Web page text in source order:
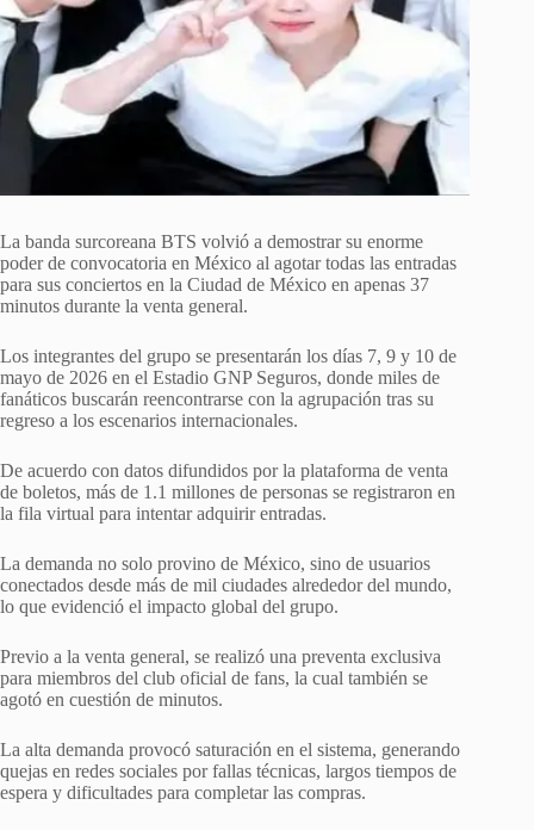
La banda surcoreana BTS volvió a demostrar su enorme
poder de convocatoria en México al agotar todas las entradas
para sus conciertos en la Ciudad de México en apenas 37
minutos durante la venta general.
Los integrantes del grupo se presentarán los días 7, 9 y 10 de
mayo de 2026 en el Estadio GNP Seguros, donde miles de
fanáticos buscarán reencontrarse con la agrupación tras su
regreso a los escenarios internacionales.
De acuerdo con datos difundidos por la plataforma de venta
de boletos, más de 1.1 millones de personas se registraron en
la fila virtual para intentar adquirir entradas.
La demanda no solo provino de México, sino de usuarios
conectados desde más de mil ciudades alrededor del mundo,
lo que evidenció el impacto global del grupo.
Previo a la venta general, se realizó una preventa exclusiva
para miembros del club oficial de fans, la cual también se
agotó en cuestión de minutos.
La alta demanda provocó saturación en el sistema, generando
quejas en redes sociales por fallas técnicas, largos tiempos de
espera y dificultades para completar las compras.